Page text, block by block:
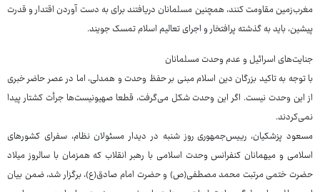
مغرب‌زمین مقاومت کنند، همچنین مسلمانان دریافتند برای به دست آوردن اقتدار و قدرت
پیشین، باید به گذشته پرافتخار و اجرای تعالیم اسلام تمسک جویند.
جنایت‌های اسرائیل و عدم وحدت مسلمانان
با توجه به تاکید بزرگان دین اسلام مبنی بر حفظ وحدت و همدلی، اما در عصر حاضر خبری
از این وحدت نیست. اگر این وحدت شکل می‌گرفت، قطعا صهیونیست‌ها جرأت کشتار پیدا
نمی‌کردند.
مسعود پزشکیان، رییس‌جمهوری روز شنبه در دیدار مسئولان نظام، سفرای کشورهای
اسلامی و میهمانان کنفرانس وحدت اسلامی با رهبر انقلاب که همزمان با سالروز میلاد
حضرت ختمی مرتبت محمد مصطفی(ص) و حضرت امام صادق(ع)، برگزار شد، ضمن بیان